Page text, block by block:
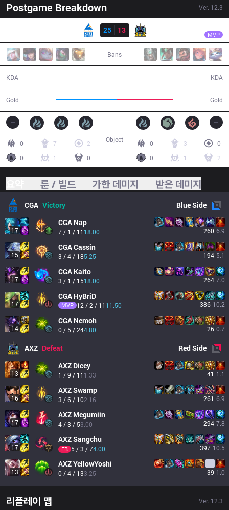
Postgame Breakdown Ver. 12.3
25
13 MVP
Bans
KDA
Gold Gold
KDA
0 7
2
0
1 0
0 3
0
0
1 2
Object
룬 / 빌드 가한 데미지 받은 데미지
CGA Victory BlueSide
17
CGA Nap
7 / 1 / 11 18.00 260 6.9
15
CGACassin
3 / 4 / 185.25 194 5.1
17
CGA Kaito
3 / 1 / 1518.00 264 7.0
17
CGA HyBriD
MVP 12 / 2 / 11 11.50 386 10.2
14
CGA Nemoh
0 / 5 / 244.80 26 0.7
AXZ Defeat RedSide
13
AXZ Dicey
1 / 9 / 11 1.33 41 1.1
16
AXZSwamp
3 / 6 / 102.16 261 6.9
17
AXZ Megumiin
4 / 3 / 53.00 294 7.8
17
AXZSangchu
FB 5 / 3 / 74.00 397 10.5
13
AXZYellowYoshi
0 / 4 / 133.25 39 1.0
리플레이 맵 Ver. 12.3